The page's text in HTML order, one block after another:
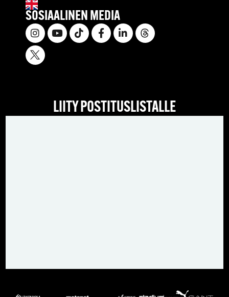
SOSIAALINEN MEDIA
LIITY POSTITUSLISTALLE